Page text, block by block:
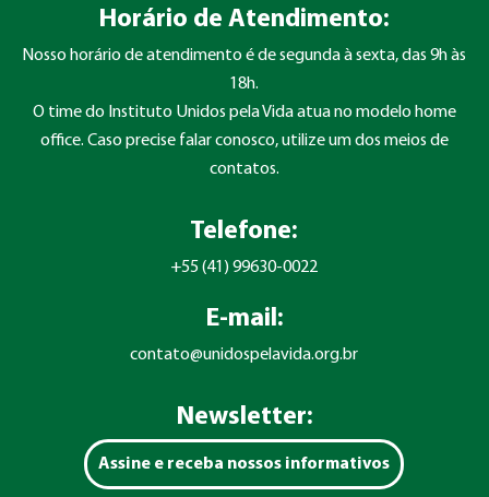
Horário de Atendimento:
Nosso horário de atendimento é de segunda à sexta, das 9h às
18h.
O time do Instituto Unidos pela Vida atua no modelo home
office. Caso precise falar conosco, utilize um dos meios de
contatos.
Telefone:
+55 (41) 99630-0022
E-mail:
contato@unidospelavida.org.br
Newsletter:
Assine e receba nossos informativos